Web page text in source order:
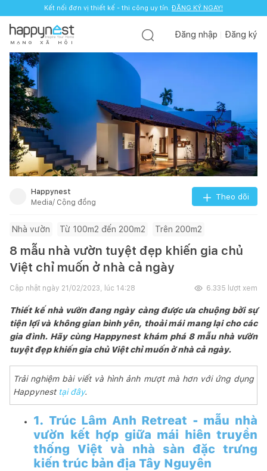
Kết nối đơn vị thiết kế - thi công uy tín. ĐĂNG KÝ NGAY!
M Ạ N G X Ã H Ộ I
Đăng nhập Đăng ký
Happynest
Media/ Cộng đồng
Theo dõi
Nhà vườn Từ 100m2 đến 200m2 Trên 200m2
8 mẫu nhà vườn tuyệt đẹp khiến gia chủ
Việt chỉ muốn ở nhà cả ngày
Cập nhật ngày 21/02/2023, lúc 14:28 6.335 lượt xem
Thiết kế nhà vườn đang ngày càng được ưa chuộng bởi sự
tiện lợi và không gian bình yên, thoải mái mang lại cho các
gia đình. Hãy cùng Happynest khám phá 8 mẫu nhà vườn
tuyệt đẹp khiến gia chủ Việt chỉ muốn ở nhà cả ngày.
Trải nghiệm bài viết và hình ảnh mượt mà hơn với ứng dụng
Happynest tại đây.
1. Trúc Lâm Anh Retreat - mẫu nhà
vườn kết hợp giữa mái hiên truyền
thống Việt và nhà sàn đặc trưng
kiến trúc bản địa Tây Nguyên